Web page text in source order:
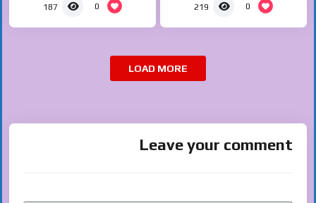
0
219
0
187
LOAD MORE
Leave your comment